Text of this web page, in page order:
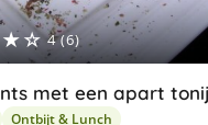
4 (6)
met een apart
Ontbijt & Lunch